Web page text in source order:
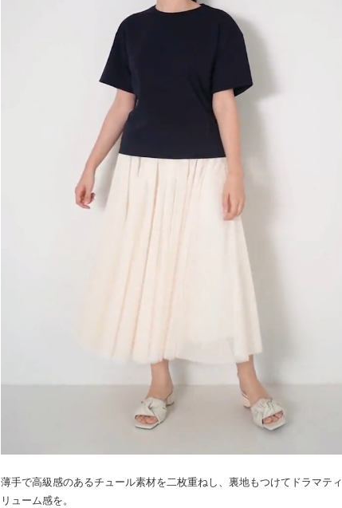
薄手で高級感のあるチュール素材を二枚重ねし、裏地もつけてドラマテ
リューム感を。